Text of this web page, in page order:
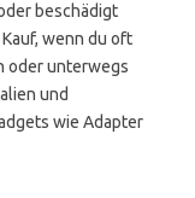
beschädigt
wenn du oft
oder unterwegs
und
wie Adapter